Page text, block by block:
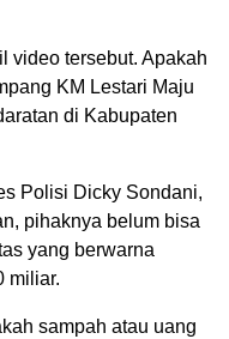
video tersebut. Apakah
KM Lestari Maju
di Kabupaten
Polisi Dicky Sondani,
pihaknya belum bisa
yang berwarna
miliar.
sampah atau uang